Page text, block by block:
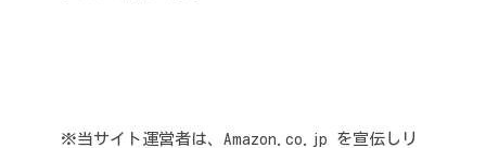
※当サイト運営者は、Amazon.co.jp を宣伝しリ